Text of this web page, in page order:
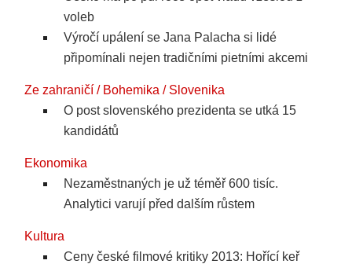
voleb
Výročí upálení se Jana Palacha si lidé
připomínali nejen tradičními pietními akcemi
Ze zahraničí / Bohemika / Slovenika
O post slovenského prezidenta se utká 15
kandidátů
Ekonomika
Nezaměstnaných je už téměř 600 tisíc.
Analytici varují před dalším růstem
Kultura
Ceny české filmové kritiky 2013: Hořící keř